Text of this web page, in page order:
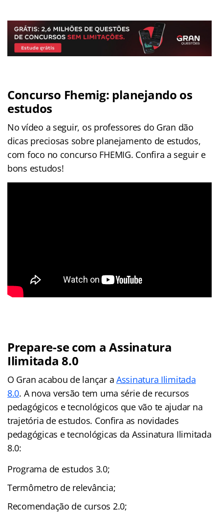
Concurso Fhemig: planejando os
estudos
No vídeo a seguir, os professores do Gran dão
dicas preciosas sobre planejamento de estudos,
com foco no concurso FHEMIG. Confira a seguir e
bons estudos!
Prepare-se com a Assinatura
Ilimitada 8.0
O Gran acabou de lançar a Assinatura Ilimitada
8.0. A nova versão tem uma série de recursos
pedagógicos e tecnológicos que vão te ajudar na
trajetória de estudos. Confira as novidades
pedagógicas e tecnológicas da Assinatura Ilimitada
8.0:
Programa de estudos 3.0;
Termômetro de relevância;
Recomendação de cursos 2.0;